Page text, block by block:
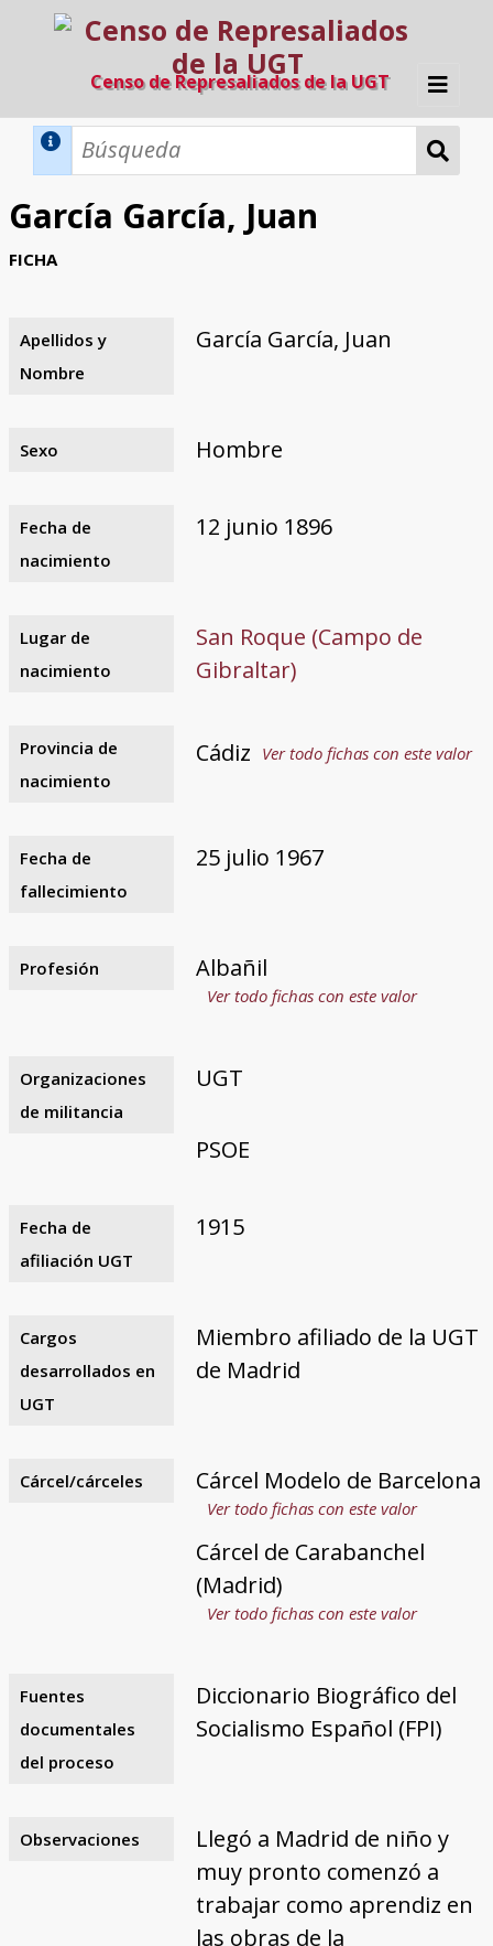
Censo de Represaliados de la UGT
Inicio
Búsqueda Dinámica
Búsqueda Avanzada
Razones y objetivos
El equipo
Colaboradores
Fuentes documentales
García García, Juan
FICHA
Apellidos y
Nombre
García García, Juan
Sexo Hombre
Fecha de
nacimiento
12 junio 1896
Lugar de
nacimiento
San Roque (Campo de
Gibraltar)
Provincia de
nacimiento
Cádiz Ver todo fichas con este valor
Fecha de
fallecimiento
25 julio 1967
Profesión Albañil
Ver todo fichas con este valor
Organizaciones
de militancia
UGT
PSOE
Fecha de
afiliación UGT
1915
Cargos
desarrollados en
UGT
Miembro afiliado de la UGT
de Madrid
Cárcel/cárceles Cárcel Modelo de Barcelona
Ver todo fichas con este valor
Cárcel de Carabanchel
(Madrid)
Ver todo fichas con este valor
Fuentes
documentales
del proceso
Diccionario Biográfico del
Socialismo Español (FPI)
Observaciones
Llegó a Madrid de niño y
muy pronto comenzó a
trabajar como aprendiz en
las obras de la